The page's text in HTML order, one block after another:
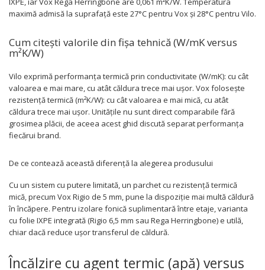
maximă admisă la suprafață este 27°C pentru Vox și 28°C pentru Vilo.
Cum citești valorile din fișa tehnică (W/mK versus
m²K/W)
Vilo exprimă performanța termică prin conductivitate (W/mK): cu cât
valoarea e mai mare, cu atât căldura trece mai ușor. Vox folosește
rezistență termică (m²K/W): cu cât valoarea e mai mică, cu atât
căldura trece mai ușor. Unitățile nu sunt direct comparabile fără
grosimea plăcii, de aceea acest ghid discută separat performanța
fiecărui brand.
De ce contează această diferență la alegerea produsului
Cu un sistem cu putere limitată, un parchet cu rezistență termică
mică, precum Vox Rigio de 5 mm, pune la dispoziție mai multă căldură
în încăpere. Pentru izolare fonică suplimentară între etaje, varianta
cu folie IXPE integrată (Rigio 6,5 mm sau Rega Herringbone) e utilă,
chiar dacă reduce ușor transferul de căldură.
Încălzire cu agent termic (apă) versus